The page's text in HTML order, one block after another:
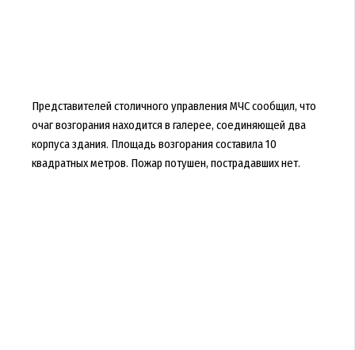
Представителей столичного управления МЧС сообщил, что
очаг возгорания находится в галерее, соединяющей два
корпуса здания. Площадь возгорания составила 10
квадратных метров. Пожар потушен, пострадавших нет.